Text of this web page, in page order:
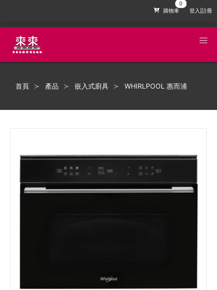
購物車 登入|註冊
首頁 產品 嵌入式廚具 WHIRLPOOL 惠而浦